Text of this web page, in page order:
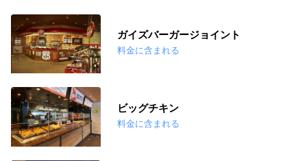
ガイズバーガージョイント
料金に含まれる
ビッグチキン
料金に含まれる